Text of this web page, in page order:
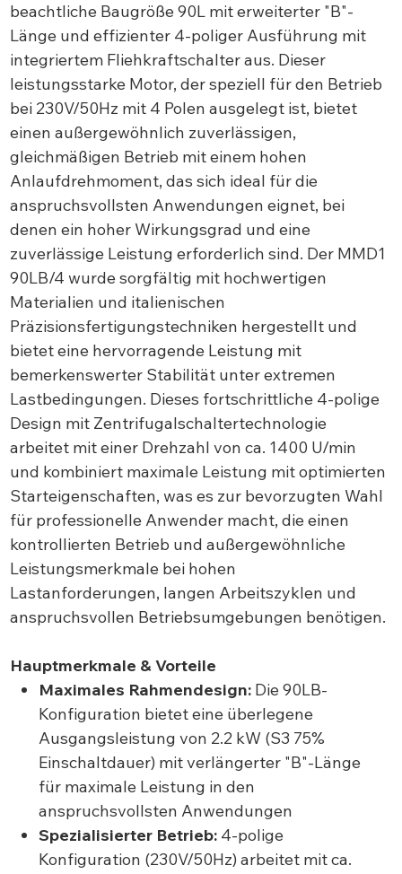
beachtliche Baugröße 90L mit erweiterter "B"-
Länge und effizienter 4-poliger Ausführung mit
integriertem Fliehkraftschalter aus. Dieser
leistungsstarke Motor, der speziell für den Betrieb
bei 230V/50Hz mit 4 Polen ausgelegt ist, bietet
einen außergewöhnlich zuverlässigen,
gleichmäßigen Betrieb mit einem hohen
Anlaufdrehmoment, das sich ideal für die
anspruchsvollsten Anwendungen eignet, bei
denen ein hoher Wirkungsgrad und eine
zuverlässige Leistung erforderlich sind. Der MMD1
90LB/4 wurde sorgfältig mit hochwertigen
Materialien und italienischen
Präzisionsfertigungstechniken hergestellt und
bietet eine hervorragende Leistung mit
bemerkenswerter Stabilität unter extremen
Lastbedingungen. Dieses fortschrittliche 4-polige
Design mit Zentrifugalschaltertechnologie
arbeitet mit einer Drehzahl von ca. 1400 U/min
und kombiniert maximale Leistung mit optimierten
Starteigenschaften, was es zur bevorzugten Wahl
für professionelle Anwender macht, die einen
kontrollierten Betrieb und außergewöhnliche
Leistungsmerkmale bei hohen
Lastanforderungen, langen Arbeitszyklen und
anspruchsvollen Betriebsumgebungen benötigen.
Hauptmerkmale & Vorteile
Maximales Rahmendesign: Die 90LB-
Konfiguration bietet eine überlegene
Ausgangsleistung von 2.2 kW (S3 75%
Einschaltdauer) mit verlängerter "B"-Länge
für maximale Leistung in den
anspruchsvollsten Anwendungen
Spezialisierter Betrieb: 4-polige
Konfiguration (230V/50Hz) arbeitet mit ca.